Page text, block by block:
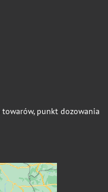
towarów, punkt dozowania